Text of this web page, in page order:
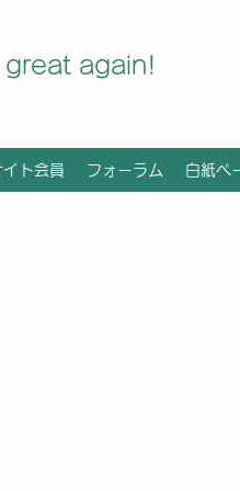
again!
イト会員 フォーラム 白紙ペ